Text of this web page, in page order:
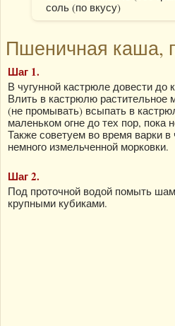
соль (по вкусу)
Пшеничная каша,
Шаг 1.
В чугунной кастрюле довести до
Влить в кастрюлю
(не промывать) всыпать в
маленьком огне до тех пор, пока
Также советуем во время варки в
немного измельченной морковки.
Шаг 2.
Под проточной водой помыть
крупными кубиками.